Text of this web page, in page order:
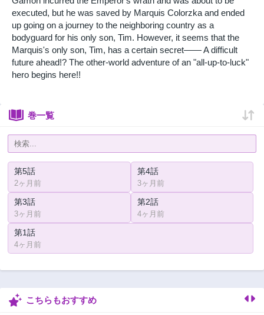
executed, but he was saved by Marquis Colorzka and ended
up going on a journey to the neighboring country as a
bodyguard for his only son, Tim. However, it seems that the
Marquis's only son, Tim, has a certain secret—— A difficult
future ahead!? The other-world adventure of an "all-up-to-luck"
hero begins here!!
巻一覧
第5話
2ヶ月前
第4話
3ヶ月前
第3話
3ヶ月前
第2話
4ヶ月前
第1話
4ヶ月前
こちらもおすすめ